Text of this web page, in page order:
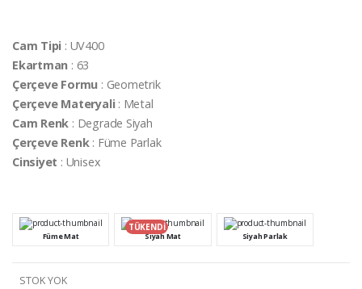
Cam Tipi : UV400
Ekartman : 63
Çerçeve Formu : Geometrik
Çerçeve Materyali: Metal
Cam Renk : Degrade Siyah
Çerçeve Renk: Füme Parlak
Cinsiyet : Unisex
Füme Mat Siyah Mat
TÜKENDİ
Siyah Parlak
STOK YOK